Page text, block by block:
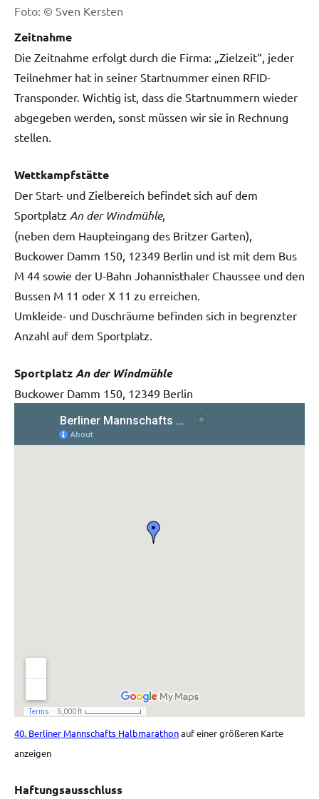
Foto: © Sven Kersten
Zeitnahme
Die Zeitnahme erfolgt durch die Firma: „Zielzeit“, jeder
Teilnehmer hat in seiner Startnummer einen RFID-
Transponder. Wichtig ist, dass die Startnummern wieder
abgegeben werden, sonst müssen wir sie in Rechnung
stellen.
Wettkampfstätte
Der Start- und Zielbereich befindet sich auf dem
Sportplatz An der Windmühle,
(neben dem Haupteingang des Britzer Garten),
Buckower Damm 150, 12349 Berlin und ist mit dem Bus
M 44 sowie der U-Bahn Johannisthaler Chaussee und den
Bussen M 11 oder X 11 zu erreichen.
Umkleide- und Duschräume befinden sich in begrenzter
Anzahl auf dem Sportplatz.
Sportplatz An der Windmühle
Buckower Damm 150, 12349 Berlin
40. Berliner Mannschafts Halbmarathonauf einer größeren Karte
anzeigen
Haftungsausschluss